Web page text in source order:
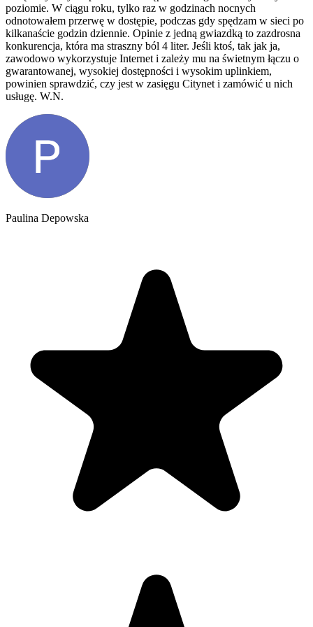
poziomie. W ciągu roku, tylko raz w godzinach nocnych
odnotowałem przerwę w dostępie, podczas gdy spędzam w sieci po
kilkanaście godzin dziennie. Opinie z jedną gwiazdką to zazdrosna
konkurencja, która ma straszny ból 4 liter. Jeśli ktoś, tak jak ja,
zawodowo wykorzystuje Internet i zależy mu na świetnym łączu o
gwarantowanej, wysokiej dostępności i wysokim uplinkiem,
powinien sprawdzić, czy jest w zasięgu Citynet i zamówić u nich
usługę. W.N.
Paulina Depowska